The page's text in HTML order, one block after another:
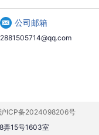
公司邮箱
2881505714@qq.com
ICP备2024098206号
弄15号1603室